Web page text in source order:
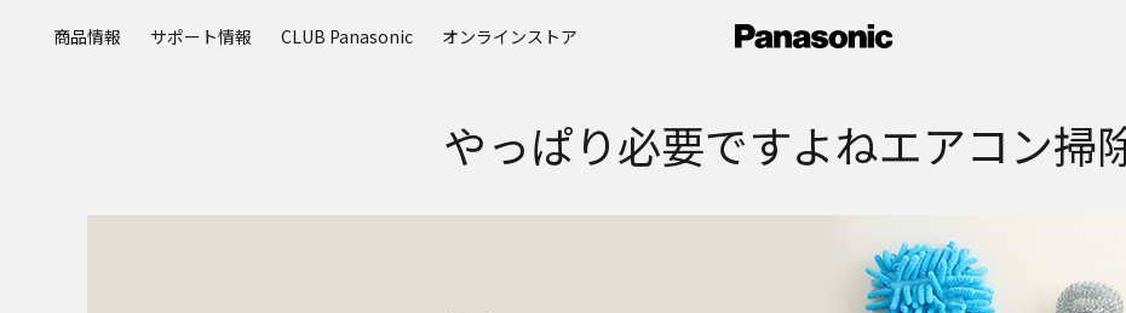
商品情報 サポート情報 CLUB Panasonic オンラインストア
やっぱり必要ですよねエアコン掃